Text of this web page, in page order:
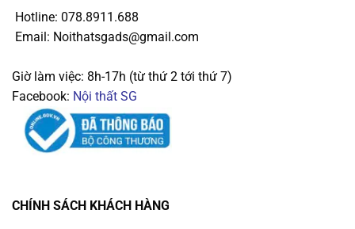
Hotline: 078.8911.688
Email: Noithatsgads@gmail.com
Giờ làm việc: 8h-17h (từ thứ 2 tới thứ 7)
Facebook: Nội thất SG
CHÍNH SÁCH KHÁCH HÀNG